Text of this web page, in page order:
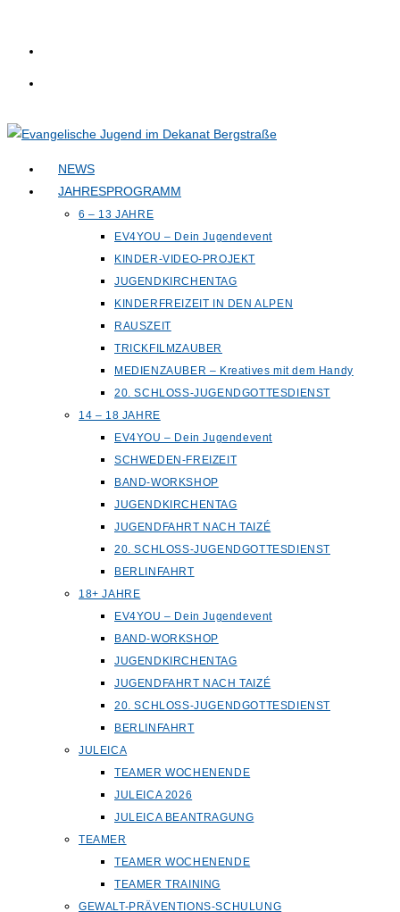
NEWS
JAHRESPROGRAMM
6 – 13 JAHRE
EV4YOU – Dein Jugendevent
KINDER-VIDEO-PROJEKT
JUGENDKIRCHENTAG
KINDERFREIZEIT IN DEN ALPEN
RAUSZEIT
TRICKFILMZAUBER
MEDIENZAUBER – Kreatives mit dem Handy
20. SCHLOSS-JUGENDGOTTESDIENST
14 – 18 JAHRE
EV4YOU – Dein Jugendevent
SCHWEDEN-FREIZEIT
BAND-WORKSHOP
JUGENDKIRCHENTAG
JUGENDFAHRT NACH TAIZÉ
20. SCHLOSS-JUGENDGOTTESDIENST
BERLINFAHRT
18+ JAHRE
EV4YOU – Dein Jugendevent
BAND-WORKSHOP
JUGENDKIRCHENTAG
JUGENDFAHRT NACH TAIZÉ
20. SCHLOSS-JUGENDGOTTESDIENST
BERLINFAHRT
JULEICA
TEAMER WOCHENENDE
JULEICA 2026
JULEICA BEANTRAGUNG
TEAMER
TEAMER WOCHENENDE
TEAMER TRAINING
GEWALT-PRÄVENTIONS-SCHULUNG